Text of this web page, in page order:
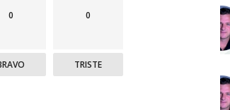
0 0
TRISTE